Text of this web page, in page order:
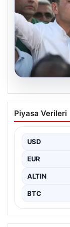
Tuzla’da
altına,
{ “title”:
Özgür
Piyasa Verileri
USD
EUR
ALTIN
BTC